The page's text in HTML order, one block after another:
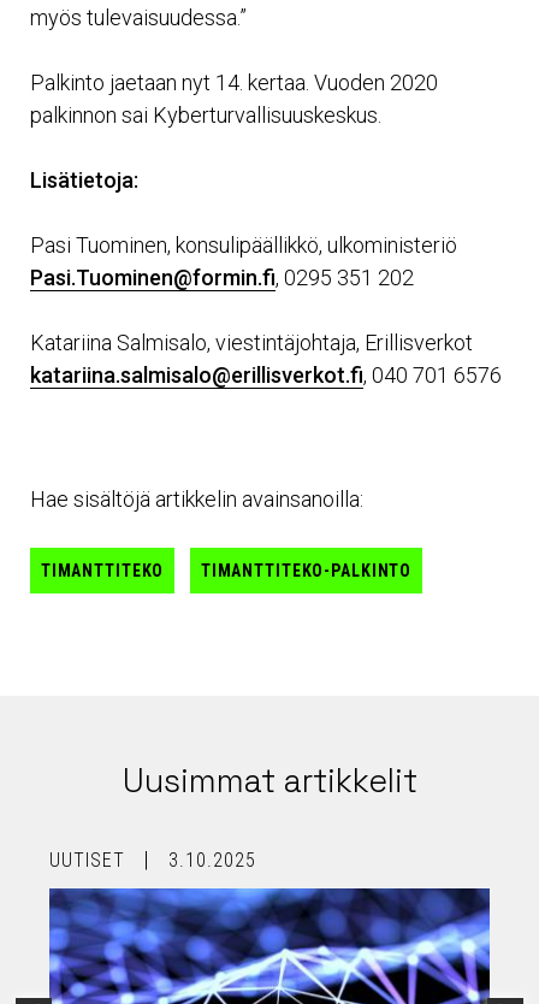
myös tulevaisuudessa.”
Palkinto jaetaan nyt 14. kertaa. Vuoden 2020
palkinnon sai Kyberturvallisuuskeskus.
Lisätietoja:
Pasi Tuominen, konsulipäällikkö, ulkoministeriö
Pasi.Tuominen@formin.fi, 0295 351 202
Katariina Salmisalo, viestintäjohtaja, Erillisverkot
katariina.salmisalo@erillisverkot.fi, 040 701 6576
Hae sisältöjä artikkelin avainsanoilla:
TIMANTTITEKO TIMANTTITEKO-PALKINTO
Uusimmat artikkelit
UUTISET 3.10.2025